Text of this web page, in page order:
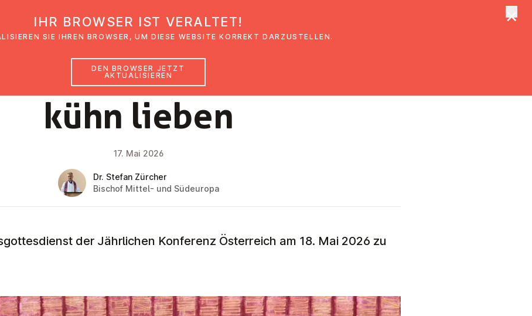
Glaubensimpulse News Veranstaltungen
kühn lieben
GLAUBENSIMPULS
17. Mai 2026
Dr. Stefan Zürcher
Bischof Mittel- und Südeuropa
der Jährlichen Konferenz Österreich am 18. Mai 2026 zu
IHR BROWSER IST VERALTET!
SIE IHREN BROWSER, UM DIESE WEBSITE KORREKT DARZUSTELLEN.
DEN BROWSER JETZT
AKTUALISIEREN
×